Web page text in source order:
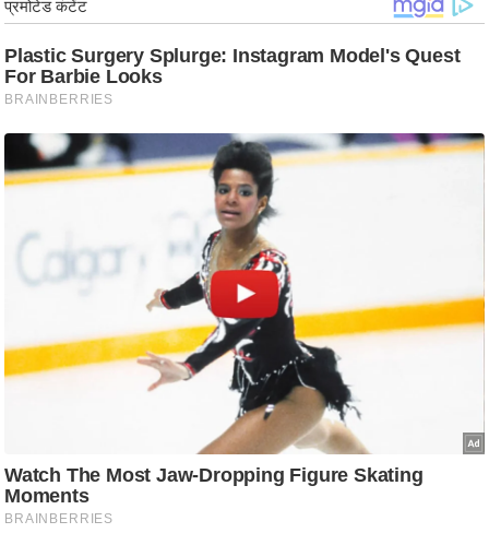
ज
ब्री
फ
नो
रं
न
ग
बॉ
ली
हॉ
ली
वु